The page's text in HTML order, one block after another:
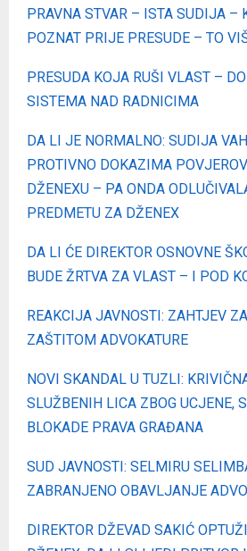
PRAVNA STVAR – ISTA SUDIJA –
POZNAT PRIJE PRESUDE – TO
PRESUDA KOJA RUŠI VLAST –
SISTEMA NAD RADNICIMA
DA LI JE NORMALNO: SUDIJA
PROTIVNO DOKAZIMA
DŽENEXU – PA ONDA
PREDMETU ZA DŽENEX
DA LI ĆE DIREKTOR OSNOVNE
BUDE ŽRTVA ZA VLAST – I POD
REAKCIJA JAVNOSTI: ZAHTJEV ZA
ZAŠTITOM ADVOKATURE
NOVI SKANDAL U TUZLI:
SLUŽBENIH LICA ZBOG UCJENE,
BLOKADE PRAVA GRAĐANA
SUD JAVNOSTI: SELMIRU
ZABRANJENO OBAVLJANJE
DIREKTOR DŽEVAD SAKIĆ